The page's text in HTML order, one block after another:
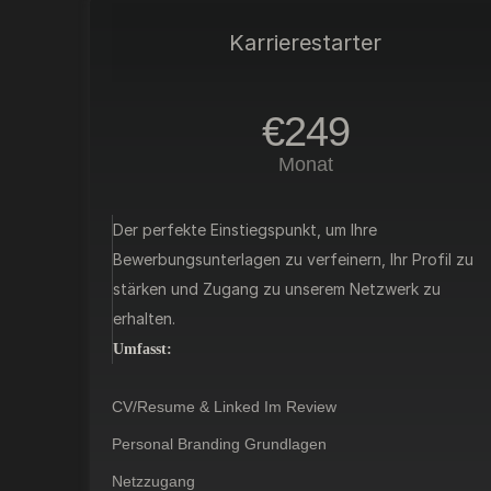
Karrierestarter
€249
Monat
Der perfekte Einstiegspunkt, um Ihre
Bewerbungsunterlagen zu verfeinern, Ihr Profil zu
stärken und Zugang zu unserem Netzwerk zu
erhalten.
Umfasst:
CV/Resume & Linked Im Review
Personal Branding Grundlagen
Netzzugang